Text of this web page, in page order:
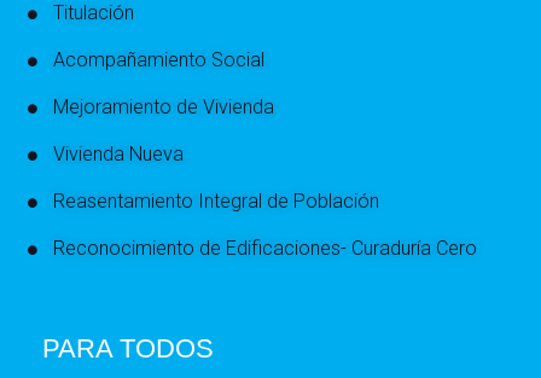
Titulación
Acompañamiento Social
Mejoramiento de Vivienda
Vivienda Nueva
Reasentamiento Integral de Población
Reconocimiento de Edificaciones- Curaduría Cero
PARA TODOS